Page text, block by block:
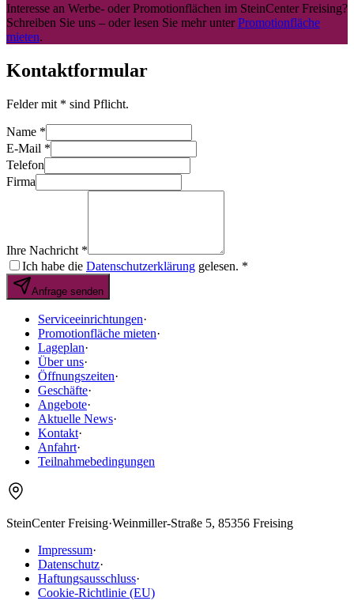
Interesse an Werbe- oder Promotionflächen im SteinCenter Freising?
Schreiben Sie uns – oder lesen Sie mehr unter Promotionfläche
mieten.
Kontaktformular
Felder mit * sind Pflicht.
Name *
E-Mail *
Telefon
Firma
Ihre Nachricht *
Ich habe die Datenschutzerklärung gelesen. *
Anfrage senden
Serviceeinrichtungen·
Promotionfläche mieten·
Lageplan·
Über uns·
Öffnungszeiten·
Geschäfte·
Angebote·
Aktuelle News·
Kontakt·
Anfahrt·
Teilnahmebedingungen
SteinCenter Freising·Weinmiller-Straße 5, 85356 Freising
Impressum·
Datenschutz·
Haftungsausschluss·
Cookie-Richtlinie (EU)